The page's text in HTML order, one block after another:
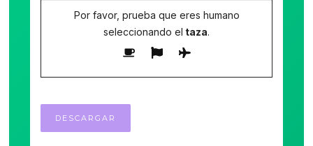
Por favor, prueba que eres humano
seleccionando el taza.